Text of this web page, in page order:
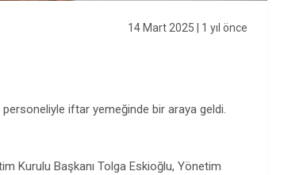
14 Mart 2025 | 1 yıl önce
iftar yemeğinde bir araya geldi.
Kurulu Başkanı Tolga Eskioğlu, Yönetim